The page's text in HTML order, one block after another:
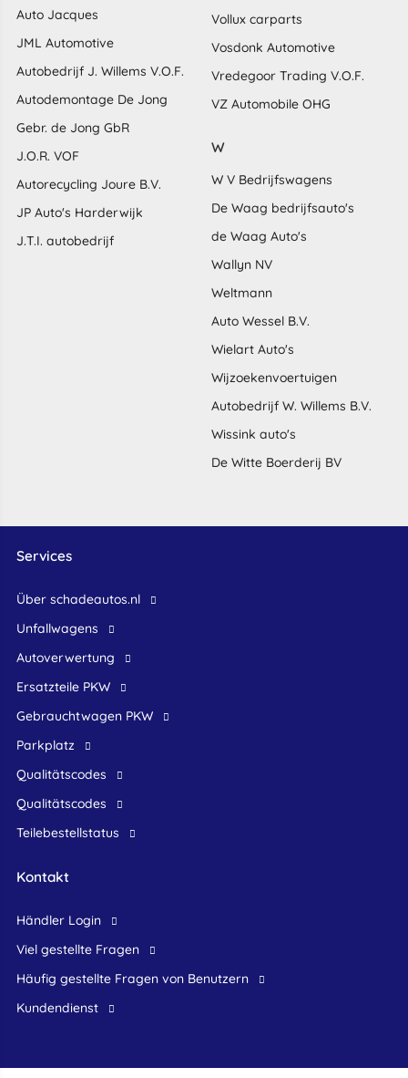
Auto Jacques
JML Automotive
Autobedrijf J. Willems V.O.F.
Autodemontage De Jong
Gebr. de Jong GbR
J.O.R. VOF
Autorecycling Joure B.V.
JP Auto's Harderwijk
J.T.I. autobedrijf
Vollux carparts
Vosdonk Automotive
Vredegoor Trading V.O.F.
VZ Automobile OHG
W
W V Bedrijfswagens
De Waag bedrijfsauto's
de Waag Auto's
Wallyn NV
Weltmann
Auto Wessel B.V.
Wielart Auto's
Wijzoekenvoertuigen
Autobedrijf W. Willems B.V.
Wissink auto's
De Witte Boerderij BV
Services
Über schadeautos.nl
Unfallwagens
Autoverwertung
Ersatzteile PKW
Gebrauchtwagen PKW
Parkplatz
Qualitätscodes
Qualitätscodes
Teilebestellstatus
Kontakt
Händler Login
Viel gestellte Fragen
Häufig gestellte Fragen von Benutzern
Kundendienst